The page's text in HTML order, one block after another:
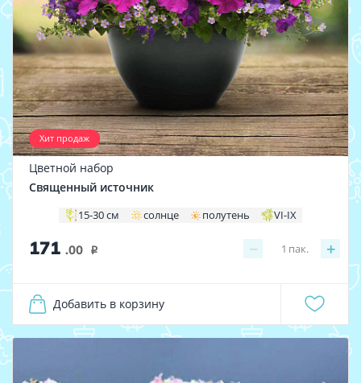
Хит продаж
Цветной набор
Священный источник
15-30 см солнце полутень VI-IX
171 .00 i − +
1 пак.
Добавить в корзину